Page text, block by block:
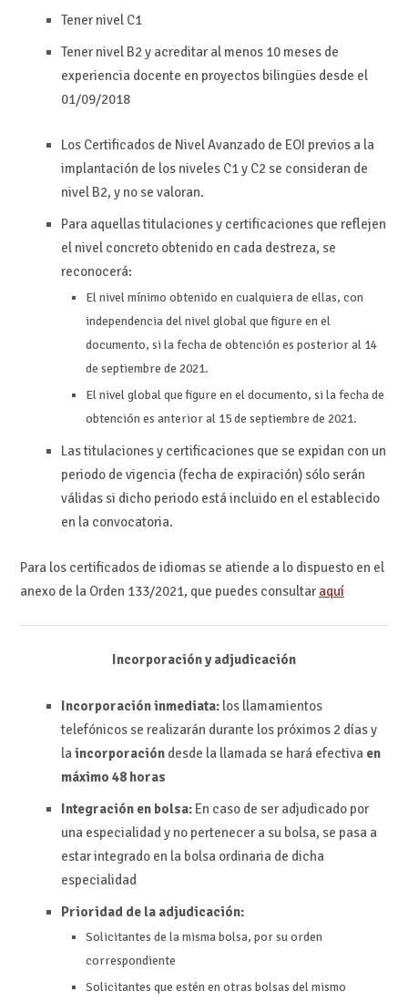
Tener nivel C1
Tener nivel B2 y acreditar al menos 10 meses de
experiencia docente en proyectos bilingües desde el
01/09/2018
Los Certificados de Nivel Avanzado de EOI previos a la
implantación de los niveles C1 y C2 se consideran de
nivel B2, y no se valoran.
Para aquellas titulaciones y certificaciones que reflejen
el nivel concreto obtenido en cada destreza, se
reconocerá:
El nivel mínimo obtenido en cualquiera de ellas, con
independencia del nivel global que figure en el
documento, si la fecha de obtención es posterior al 14
de septiembre de 2021.
El nivel global que figure en el documento, si la fecha de
obtención es anterior al 15 de septiembre de 2021.
Las titulaciones y certificaciones que se expidan con un
periodo de vigencia (fecha de expiración) sólo serán
válidas si dicho periodo está incluido en el establecido
en la convocatoria.
Para los certificados de idiomas se atiende a lo dispuesto en el
anexo de la Orden 133/2021, que puedes consultar aquí
Incorporación y adjudicación
Incorporación inmediata: los llamamientos
telefónicos se realizarán durante los próximos 2 días y
laincorporacióndesde la llamada se hará efectiva en
máximo 48 horas
Integración en bolsa:En caso de ser adjudicado por
una especialidad y no pertenecer a su bolsa, se pasa a
estar integrado en la bolsa ordinaria de dicha
especialidad
Prioridad de la adjudicación:
Solicitantes de la misma bolsa, por su orden
correspondiente
Solicitantes que estén en otras bolsas del mismo